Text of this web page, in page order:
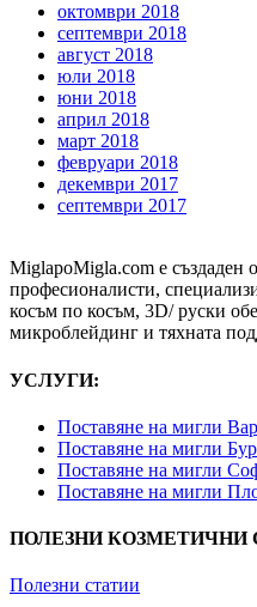
октомври 2018
септември 2018
август 2018
юли 2018
юни 2018
април 2018
март 2018
февруари 2018
декември 2017
септември 2017
MiglapoMigla.com е създаден
професионалисти,
косъм по косъм, 3D/ руски
микроблейдинг и тяхната
УСЛУГИ:
Поставяне на мигли
Поставяне на мигли
Поставяне на мигли
Поставяне на мигли
ПОЛЕЗНИ КОЗМЕТИЧНИ
Полезни статии